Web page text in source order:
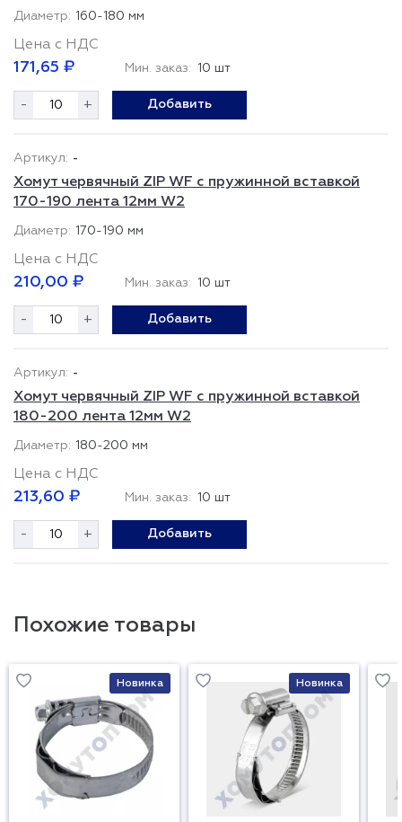
160-180 мм
Цена с НДС
171,65 ₽ Мин. заказ: 10 шт
- + Добавить
-
Хомут червячный ZIP WF с пружинной вставкой
170-190 лента 12мм W2
170-190 мм
Цена с НДС
210,00 ₽ Мин. заказ: 10 шт
- + Добавить
-
Хомут червячный ZIP WF с пружинной вставкой
180-200 лента 12мм W2
180-200 мм
Цена с НДС
213,60 ₽ Мин. заказ: 10 шт
- + Добавить
Похожие товары
Новинка Новинка